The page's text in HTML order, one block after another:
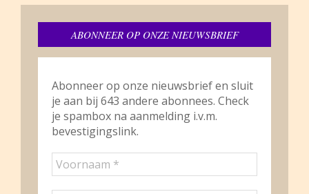
ABONNEER OP ONZE NIEUWSBRIEF
Abonneer op onze nieuwsbrief en sluit
je aan bij 643 andere abonnees. Check
je spambox na aanmelding i.v.m.
bevestigingslink.